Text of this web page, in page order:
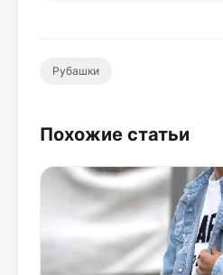
Рубашки
Похожие статьи